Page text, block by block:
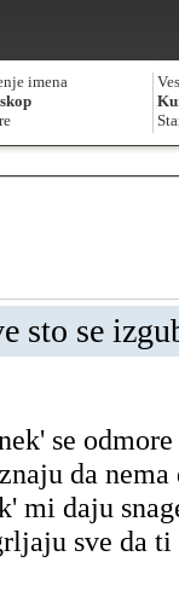
imena
sto se
se odmore
da
mi daju
sve da